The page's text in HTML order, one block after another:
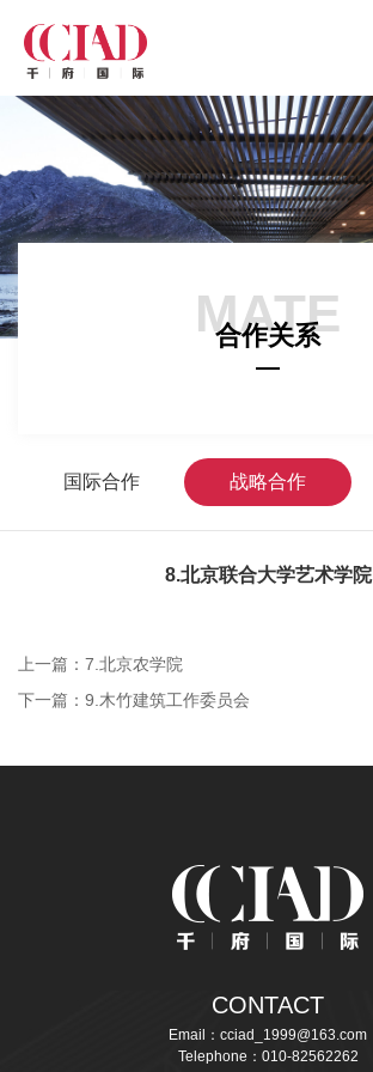
MATE
合作关系
国际合作 战略合作
8.北京联合大学艺术学院
上一篇：7.北京农学院
下一篇：9.木竹建筑工作委员会
CONTACT
Email：cciad_1999@163.com
Telephone：010-82562262